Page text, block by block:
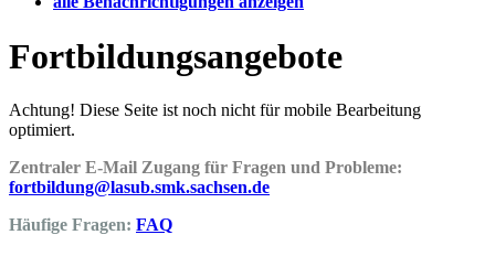
Fortbildungsangebote
Achtung! Diese Seite ist noch nicht für mobile Bearbeitung
optimiert.
Zentraler E-Mail Zugang für Fragen und Probleme:
fortbildung@lasub.smk.sachsen.de
Häufige Fragen: FAQ